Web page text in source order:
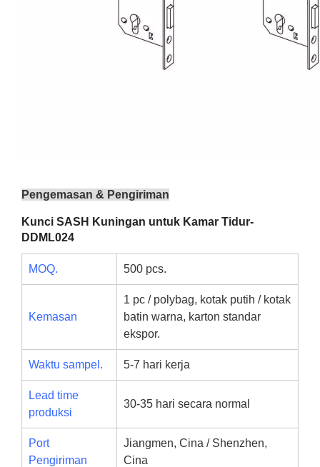
Pengemasan & Pengiriman
Kunci SASH Kuningan untuk Kamar Tidur-
DDML024
MOQ. 500 pcs.
Kemasan
1 pc / polybag, kotak putih / kotak
batin warna, karton standar
ekspor.
Waktu sampel. 5-7 hari kerja
Lead time
produksi
30-35 hari secara normal
Port
Pengiriman
Jiangmen, Cina / Shenzhen,
Cina